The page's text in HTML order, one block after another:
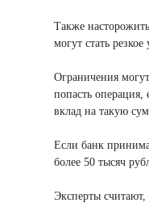
Также
могут стать
Ограничения
попасть
вклад на такую
Если банк
более 50 тысяч
Эксперты